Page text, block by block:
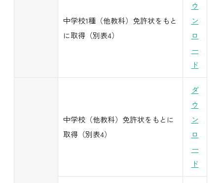
中学校1種（他教科）免許状をもと
に取得（別表4）
ウ
ン
ロ
ー
ド
中学校（他教科）免許状をもとに
取得（別表4）
ダ
ウ
ン
ロ
ー
ド